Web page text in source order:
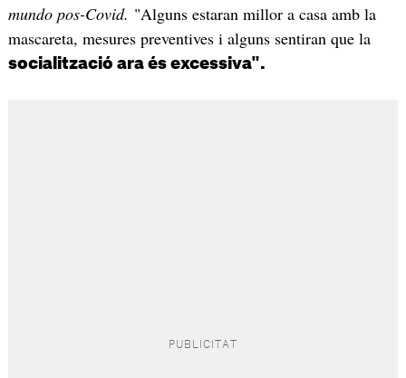
mundo pos-Covid. "Alguns estaran millor a casa amb la
mascareta, mesures preventives i alguns sentiran que la
socialització ara és excessiva".